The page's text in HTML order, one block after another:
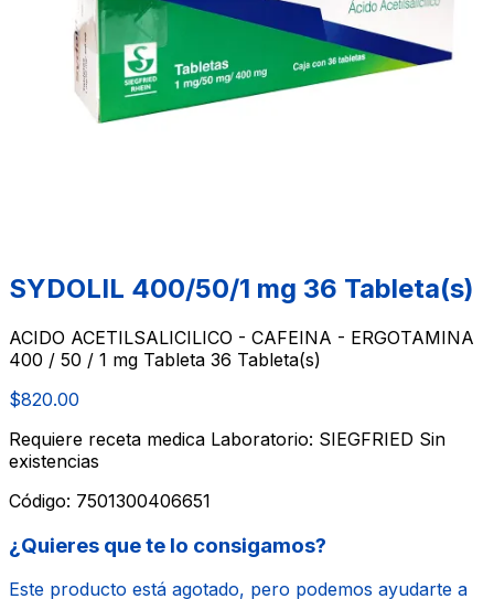
SYDOLIL 400/50/1 mg 36 Tableta(s)
ACIDO ACETILSALICILICO - CAFEINA - ERGOTAMINA
400 / 50 / 1 mg Tableta 36 Tableta(s)
$820.00
Requiere receta medica Laboratorio: SIEGFRIED Sin
existencias
Código: 7501300406651
¿Quieres que te lo consigamos?
Este producto está agotado, pero podemos ayudarte a